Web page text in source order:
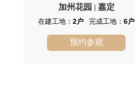
加州花园
加州花园 | 嘉定
在建工地：2户 完成工地：6户
预约参观